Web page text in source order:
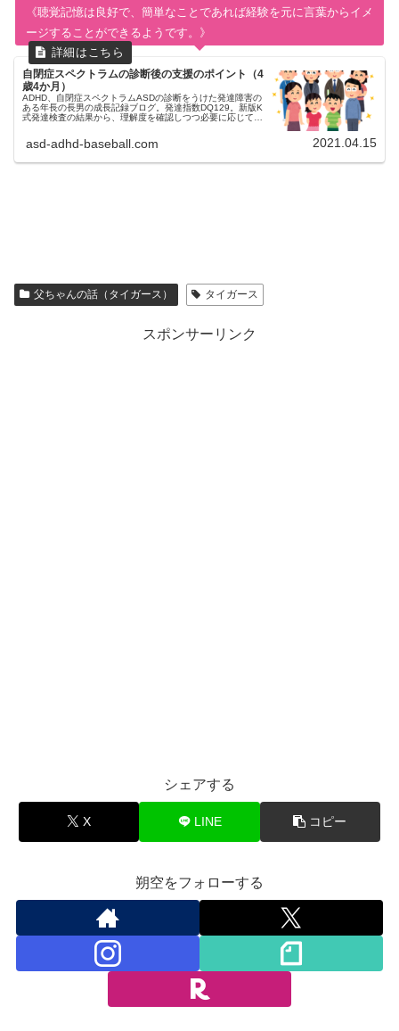
《聴覚記憶は良好で、簡単なことであれば経験を元に言葉からイメ
ージすることができるようです。》
自閉症スペクトラムの診断後の支援のポイント（4
歳4か月）
ADHD、自閉症スペクトラムASDの診断をうけた発達障害の
ある年長の長男の成長記録ブログ。発達指数DQ129。新版K
式発達検査の結果から、理解度を確認しつつ必要に応じて声
の医師から説明があった。
asd-adhd-baseball.com 2021.04.15
父ちゃんの話（タイガース） タイガース
スポンサーリンク
シェアする
X LINE コピー
朔空をフォローする